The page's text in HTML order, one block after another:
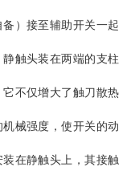
）接至辅助开关一起
触头装在两端的支柱
不仅增大了触刀散热
械强度，使开关的动
在静触头上，其接触